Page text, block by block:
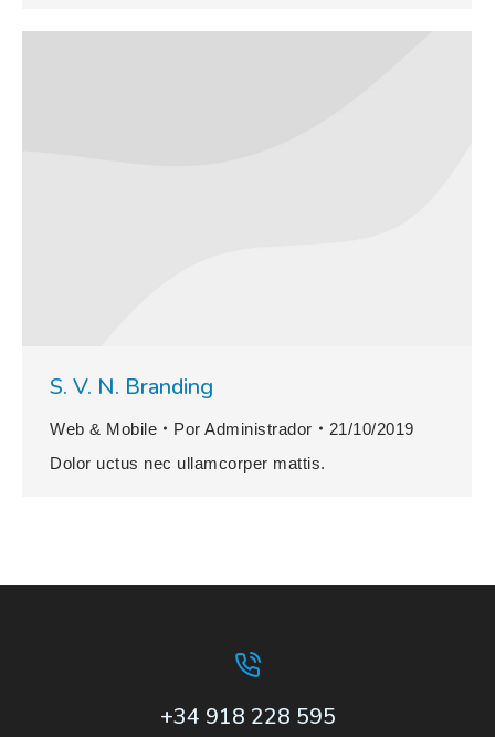
S. V. N. Branding
Web & Mobile Por Administrador
21/10/2019
Dolor uctus nec ullamcorper mattis.
+34 918 228 595